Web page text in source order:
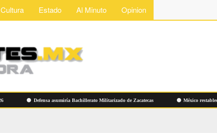
Cultura Estado Al Minuto Opinion
Defensa asumiría Bachillerato Militarizado de Zacatecas México restablece